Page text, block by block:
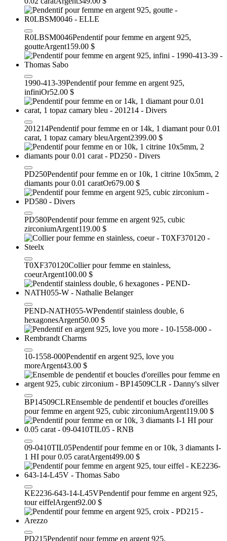
R0LBSM0046Pendentif pour femme en argent 925,
goutteArgent159.00 $
1990-413-39Pendentif pour femme en argent 925,
infiniOr52.00 $
201214Pendentif pour femme en or 14k, 1 diamant pour 0.01
carat, 1 topaz camary bleuArgent2399.00 $
PD250Pendentif pour femme en or 10k, 1 citrine 10x5mm, 2
diamants pour 0.01 caratOr679.00 $
PD580Pendentif pour femme en argent 925, cubic
zirconiumArgent119.00 $
T0XF370120Collier pour femme en stainless,
coeurArgent100.00 $
PEND-NATH055-WPendentif stainless double, 6
hexagonesArgent50.00 $
10-1558-000Pendentif en argent 925, love you
moreArgent43.00 $
BP14509CLREnsemble de pendentif et boucles d'oreilles
pour femme en argent 925, cubic zirconiumArgent119.00 $
09-0410TIL05Pendentif pour femme en or 10k, 3 diamants I-
1 HI pour 0.05 caratArgent499.00 $
KE2236-643-14-L45VPendentif pour femme en argent 925,
tour eiffelArgent92.00 $
PD215Pendentif pour femme en argent 925,